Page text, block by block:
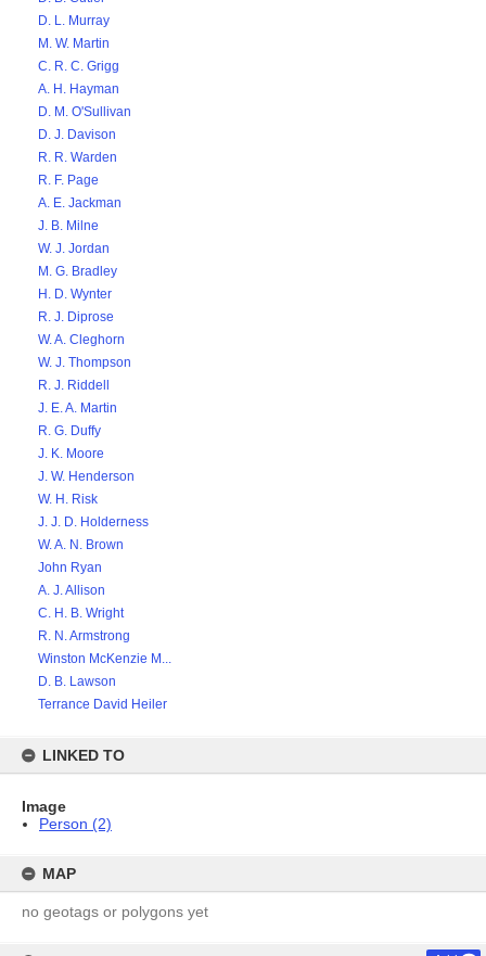
D. L. Murray
M. W. Martin
C. R. C. Grigg
A. H. Hayman
D. M. O'Sullivan
D. J. Davison
R. R. Warden
R. F. Page
A. E. Jackman
J. B. Milne
W. J. Jordan
M. G. Bradley
H. D. Wynter
R. J. Diprose
W. A. Cleghorn
W. J. Thompson
R. J. Riddell
J. E. A. Martin
R. G. Duffy
J. K. Moore
J. W. Henderson
W. H. Risk
J. J. D. Holderness
W. A. N. Brown
John Ryan
A. J. Allison
C. H. B. Wright
R. N. Armstrong
Winston McKenzie M...
D. B. Lawson
Terrance David Heiler
LINKED TO
Image
Person (2)
MAP
no geotags or polygons yet